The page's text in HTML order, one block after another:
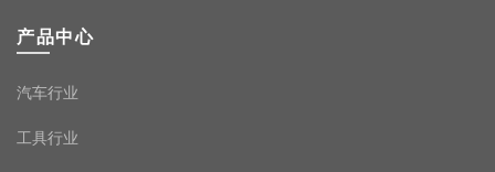
产品中心
汽车行业
工具行业